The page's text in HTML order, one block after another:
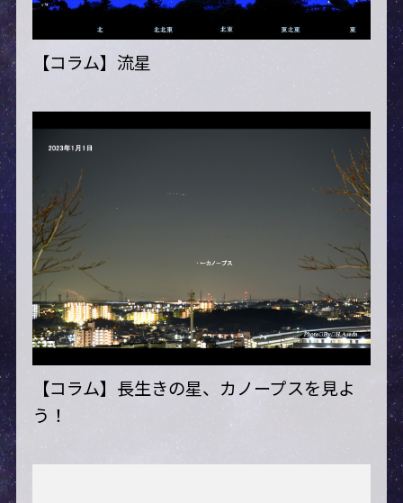
【コラム】流星
【コラム】長生きの星、カノープスを見よ
う！